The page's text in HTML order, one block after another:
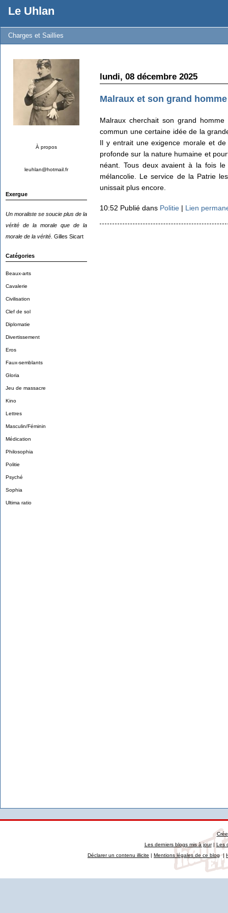
Le Uhlan
Charges et Saillies
À propos
leuhlan@hotmail.fr
Exergue
Un moraliste se soucie plus de la
vérité de la morale que de la
morale de la vérité . Gilles Sicart
Catégories
Beaux-arts
Cavalerie
Civilisation
Clef de sol
Diplomatie
Divertissement
Eros
Faux-semblants
Gloria
Jeu de massacre
Kino
Lettres
Masculin/Féminin
Médication
Philosophia
Politie
Psyché
Sophia
Ultima ratio
lundi, 08 décembre 2025
Malraux et son grand homme
Malraux cherchait son grand
commun une certaine idée de la
Il y entrait une exigence morale et
profonde sur la nature humaine et
néant. Tous deux avaient à la fois
mélancolie. Le service de la Patrie
unissait plus encore.
10:52 Publié dans Politie | Lien
Les derniers blogs mis à jour|Les
Déclarer un contenu illicite | Mentions légales de ce blog|